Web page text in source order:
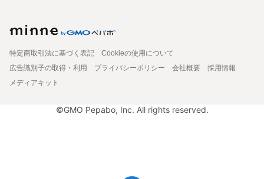
特定商取引法に基づく表記
Cookieの使用について
広告識別子の取得・利用
プライバシーポリシー 会社概要
採用情報
メディアキット
©GMO Pepabo, Inc. All rights reserved.